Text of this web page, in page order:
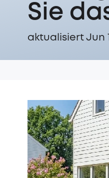
Sie
aktualisiert Jun